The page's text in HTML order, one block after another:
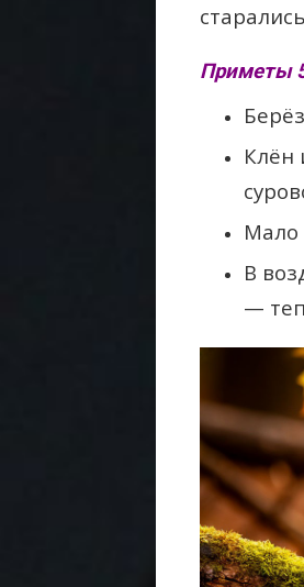
Приметы
Клён
Мало
В
—